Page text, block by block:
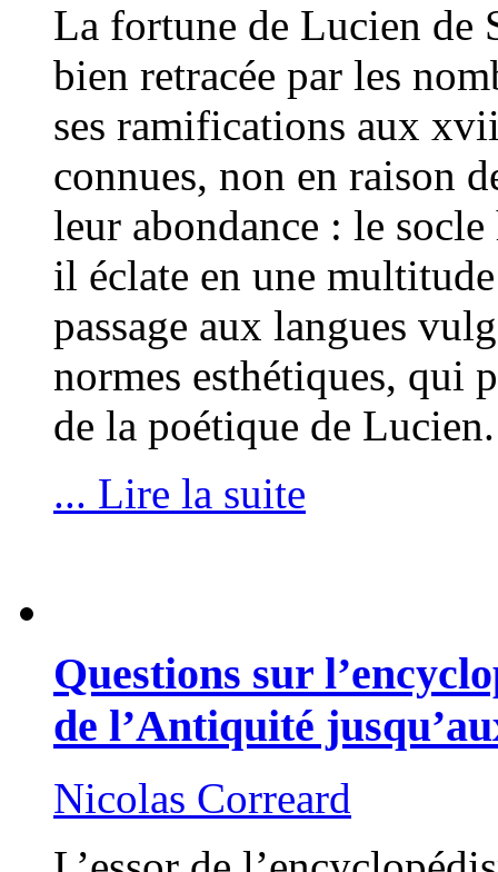
La fortune de Lucien de
bien retracée par les
ses ramifications aux
connues, non en raison
leur abondance : le
il éclate en une
passage aux langues
normes esthétiques, qui
de la poétique de
... Lire la suite
Questions sur
de l’Antiquité
Nicolas Correard